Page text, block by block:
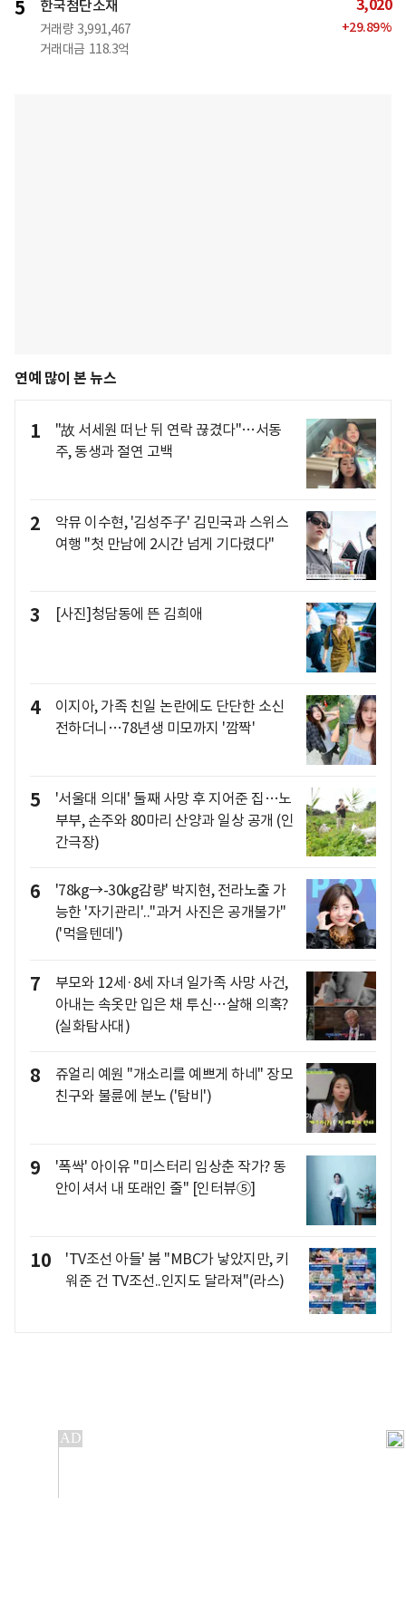
5 한국첨단소재
거래량 3,991,467
거래대금 118.3억
3,020
+29.89%
연예 많이 본 뉴스
1
"故 서세원 떠난 뒤 연락 끊겼다"…서동
주, 동생과 절연 고백
2
악뮤 이수현, '김성주子' 김민국과 스위스
여행 "첫 만남에 2시간 넘게 기다렸다"
3 [사진]청담동에 뜬 김희애
4
이지아, 가족 친일 논란에도 단단한 소신
전하더니…78년생 미모까지 '깜짝'
5
'서울대 의대' 둘째 사망 후 지어준 집…노
부부, 손주와 80마리 산양과 일상 공개 (인
간극장)
6
'78kg→-30kg감량' 박지현, 전라노출 가
능한 '자기관리'.."과거 사진은 공개불가"
('먹을텐데')
7
부모와 12세·8세 자녀 일가족 사망 사건,
아내는 속옷만 입은 채 투신…살해 의혹?
(실화탐사대)
8
쥬얼리 예원 "개소리를 예쁘게 하네" 장모
친구와 불륜에 분노 ('탐비')
9
'폭싹' 아이유 "미스터리 임상춘 작가? 동
안이셔서 내 또래인 줄" [인터뷰⑤]
10
'TV조선 아들' 붐 "MBC가 낳았지만, 키
워준 건 TV조선..인지도 달라져"(라스)